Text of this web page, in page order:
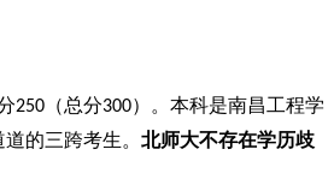
250 （总分300）。本科是南昌工程学
的三跨考生。 北师大不存在学历歧